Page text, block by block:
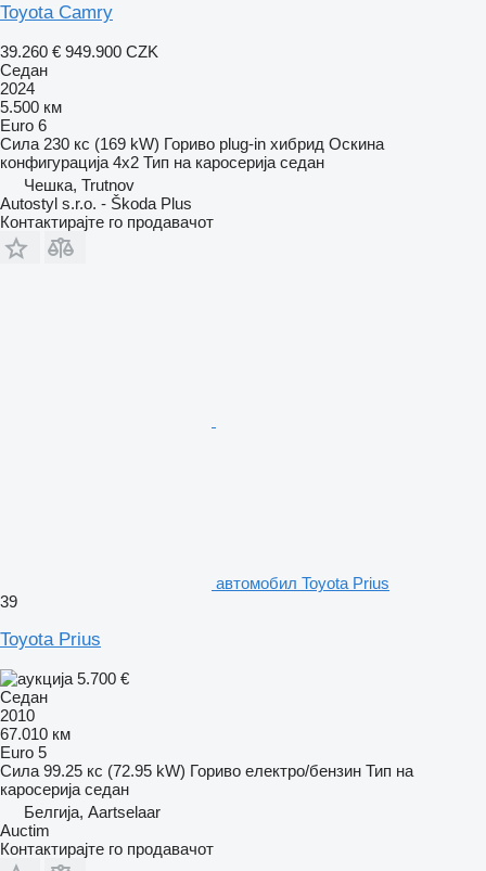
Toyota Camry
39.260 € 949.900 CZK
Седан
2024
5.500 км
Euro 6
Сила 230 кс (169 kW) Гориво plug-in хибрид Оскина
конфигурација 4x2 Тип на каросерија седан
Чешка, Trutnov
Autostyl s.r.o. - Škoda Plus
Контактирајте го продавачот
aвтомобил Toyota Prius
39
Toyota Prius
5.700 €
Седан
2010
67.010 км
Euro 5
Сила 99.25 кс (72.95 kW) Гориво електро/бензин Тип на
каросерија седан
Белгија, Aartselaar
Auctim
Контактирајте го продавачот